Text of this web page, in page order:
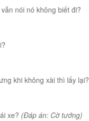
nói nó không biết đi?
khi không xài thì lấy lại?
xe? (Đáp án: Cờ tướng)